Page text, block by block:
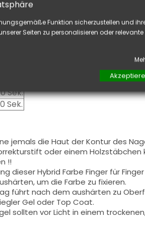
nach der Nagelmodellage
aufgetragen, schließen Sie
auf, um ein optimales Ergebnis
in Vollfarbewie auchin French
entfetten, falls Sie Nail Art auf
Sek.
Sek.
jemals die Haut der Kontur des
oder einem Holzstäbchen
!!
dieser Hybrid Farbe Finger für
um die Farbe zu fixieren.
führt nach dem aushärten zu
Gel oder Top Coat.
sollten vor Licht in einem
Funktion sicherzustellen und
Seiten zu personalisieren oder relevante